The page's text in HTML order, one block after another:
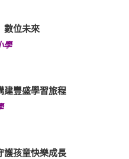
位未來
學
豐盛學習旅程
孩童快樂成長